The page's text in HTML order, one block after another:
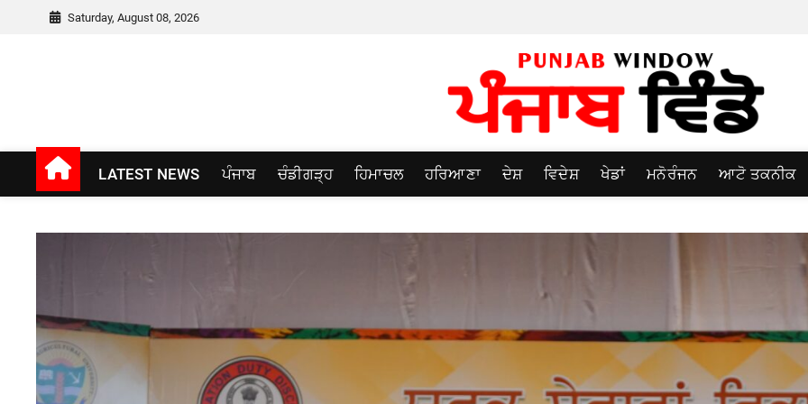
Saturday, August 08, 2026
Punjab window
LATEST NEWS ਪੰਜਾਬ ਚੰਡੀਗੜ੍ਹ ਹਿਮਾਚਲ ਹਰਿਆਣਾ ਦੇਸ਼ ਵਿਦੇਸ਼ ਖੇਡਾਂ ਮਨੋਰੰਜਨ ਆਟੋ ਤਕਨੀਕ